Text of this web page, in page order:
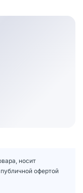
носит
офертой